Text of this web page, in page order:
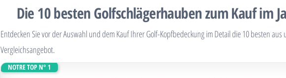
Die 10 besten Golfschlägerhauben zum Kauf im
Entdecken Sie vor der Auswahl und dem Kauf Ihrer Golf-Kopfbedeckung im Detail die 10 besten aus
Vergleichsangebot.
NOTRE TOP N° 1